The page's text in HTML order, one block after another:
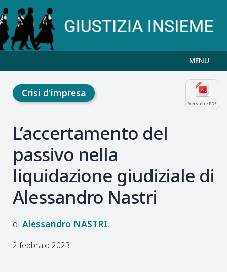
MENU
Versione PDF
Crisi d'impresa
L’accertamento del
passivo nella
liquidazione giudiziale di
Alessandro Nastri
Alessandro NASTRI
2 febbraio 2023